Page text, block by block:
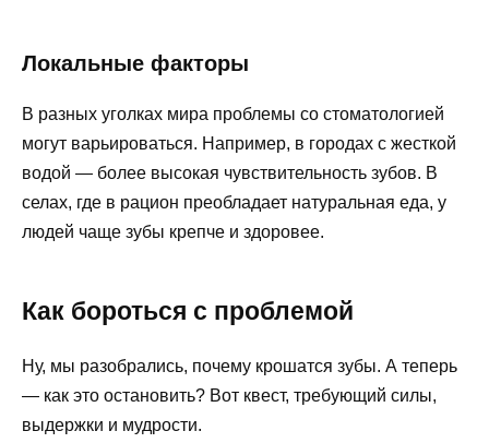
Локальные факторы
В разных уголках мира проблемы со стоматологией
могут варьироваться. Например, в городах с жесткой
водой — более высокая чувствительность зубов. В
селах, где в рацион преобладает натуральная еда, у
людей чаще зубы крепче и здоровее.
Как бороться с проблемой
Ну, мы разобрались, почему крошатся зубы. А теперь
— как это остановить? Вот квест, требующий силы,
выдержки и мудрости.